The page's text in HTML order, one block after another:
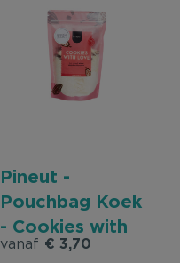
Pineut -
Pouchbag Koek
- Cookies with
Love
vanaf € 3,70